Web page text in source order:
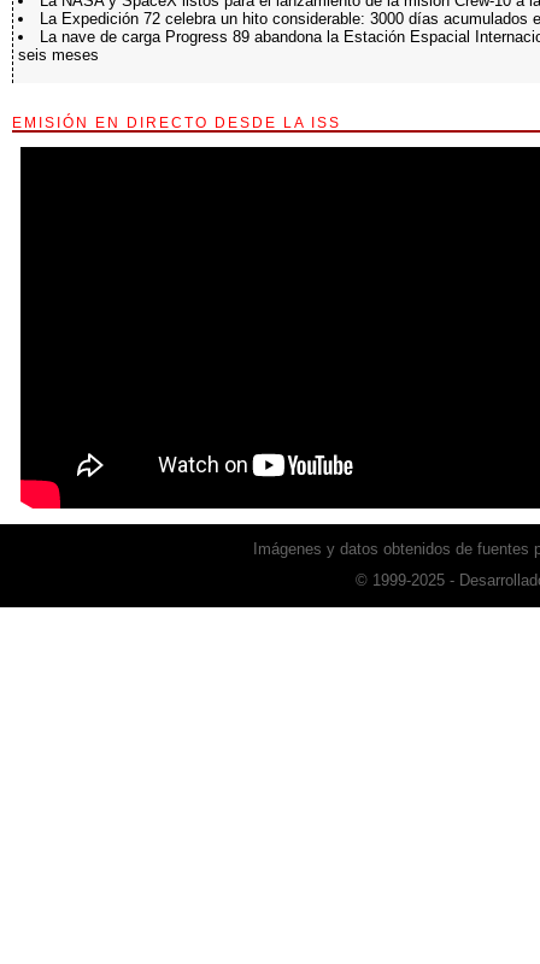
La Expedición 72 celebra un hito considerable: 3000 días acumulados
La nave de carga Progress 89 abandona la Estación Espacial
seis meses
EMISIÓN EN DIRECTO DESDE LA ISS
Imágenes y datos obtenidos de fuentes
© 1999-2025 -